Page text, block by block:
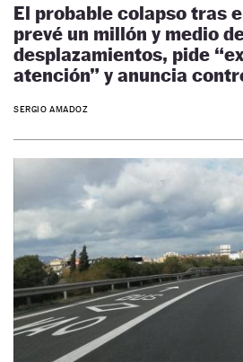
El probable colapso tras
prevé un millón y medio
desplazamientos, pide
atención” y anuncia
SERGIO AMADOZ